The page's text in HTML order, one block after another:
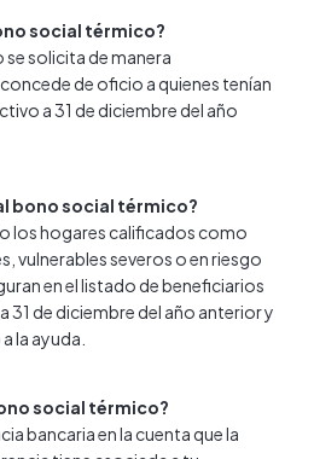
social térmico?
solicita de manera
de oficio a quienes tenían
a 31 de diciembre del año
bono social térmico?
los hogares calificados como
vulnerables severos o en riesgo
en el listado de beneficiarios
31 de diciembre del año anterior y
la ayuda.
social térmico?
bancaria en la cuenta que la